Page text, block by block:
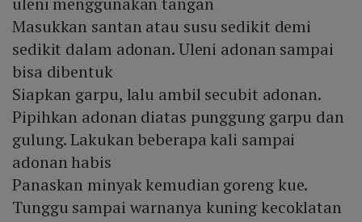
Masukkan santan atau susu sedikit demi
sedikit dalam adonan. Uleni adonan sampai
bisa dibentuk
Siapkan garpu, lalu ambil secubit adonan.
Pipihkan adonan diatas punggung garpu dan
gulung. Lakukan beberapa kali sampai
adonan habis
Panaskan minyak kemudian goreng kue.
Tunggu sampai warnanya kuning kecoklatan